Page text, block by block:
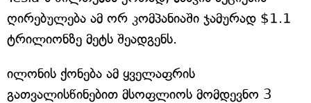
ღირებულება ამ ორ კომპანიაში ჯამურად $1.1
ტრილიონზე მეტს შეადგენს.
ილონის ქონება ამ ყველაფრის
გათვალისწინებით მსოფლიოს მომდევნო 3